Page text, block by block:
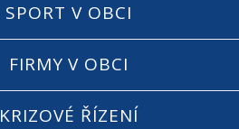
SPORT V OBCI
FIRMY V OBCI
KRIZOVÉ ŘÍZENÍ